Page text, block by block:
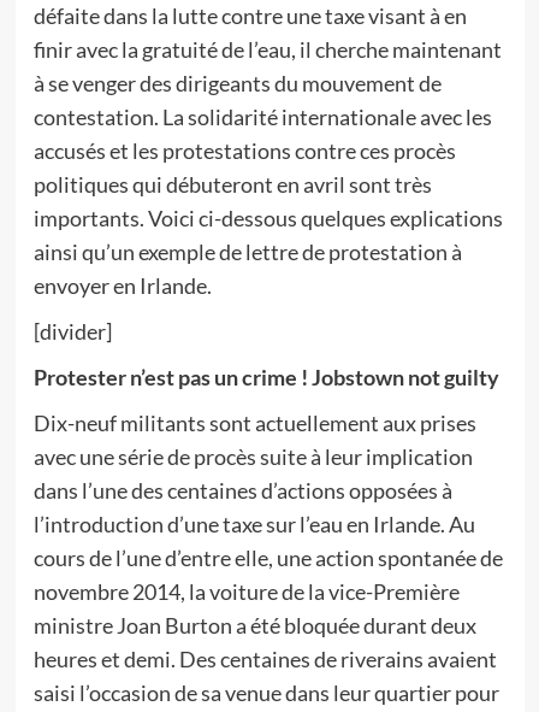
défaite dans la lutte contre une taxe visant à en
finir avec la gratuité de l’eau, il cherche maintenant
à se venger des dirigeants du mouvement de
contestation. La solidarité internationale avec les
accusés et les protestations contre ces procès
politiques qui débuteront en avril sont très
importants. Voici ci-dessous quelques explications
ainsi qu’un exemple de lettre de protestation à
envoyer en Irlande.
[divider]
Protester n’est pas un crime ! Jobstown not guilty
Dix-neuf militants sont actuellement aux prises
avec une série de procès suite à leur implication
dans l’une des centaines d’actions opposées à
l’introduction d’une taxe sur l’eau en Irlande. Au
cours de l’une d’entre elle, une action spontanée de
novembre 2014, la voiture de la vice-Première
ministre Joan Burton a été bloquée durant deux
heures et demi. Des centaines de riverains avaient
saisi l’occasion de sa venue dans leur quartier pour